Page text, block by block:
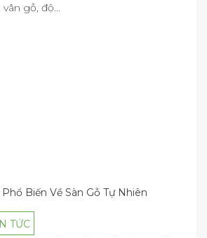
gỗ, độ...
TỨC